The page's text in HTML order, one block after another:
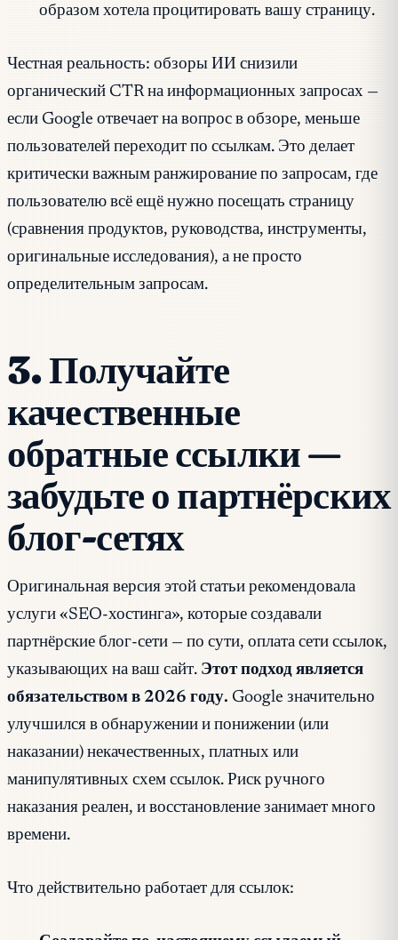
образом хотела процитировать вашу страницу.
Честная реальность: обзоры ИИ снизили
органический CTR на информационных запросах —
если Google отвечает на вопрос в обзоре, меньше
пользователей переходит по ссылкам. Это делает
критически важным ранжирование по запросам, где
пользователю всё ещё нужно посещать страницу
(сравнения продуктов, руководства, инструменты,
оригинальные исследования), а не просто
определительным запросам.
3. Получайте
качественные
обратные ссылки —
забудьте о партнёрских
блог-сетях
Оригинальная версия этой статьи рекомендовала
услуги «SEO-хостинга», которые создавали
партнёрские блог-сети — по сути, оплата сети ссылок,
указывающих на ваш сайт. Этот подход является
обязательством в 2026 году. Google значительно
улучшился в обнаружении и понижении (или
наказании) некачественных, платных или
манипулятивных схем ссылок. Риск ручного
наказания реален, и восстановление занимает много
времени.
Что действительно работает для ссылок: